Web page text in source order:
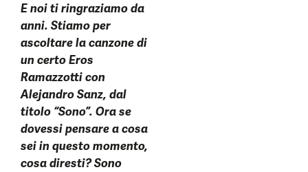
E noi ti ringraziamo da
anni. Stiamo per
ascoltare la canzone di
un certo Eros
Ramazzotti con
Alejandro Sanz, dal
titolo “Sono”. Ora se
dovessi pensare a cosa
sei in questo momento,
cosa diresti? Sono